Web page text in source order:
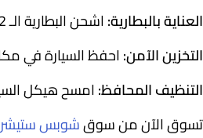
العناية بالبطارية:اشحن البطارية الـ 12 فولت بالكامل باستخدام الشاحن الأصلي قبل الاستخدام الأول، واحرص على عدم ترك البطارية فارغة لفترات طويلة للحفاظ على كفاءة خلايا الشحن.
التخزين الآمن:احفظ السيارة في
التنظيف المحافظ:امسح هيكل
تسوق الآن من سوقشوبس